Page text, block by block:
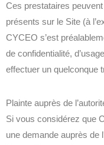
Ces prestataires
présents sur le Site (à
CYCEO s’est
de confidentialité,
effectuer un quelconque
Plainte auprès de
Si vous considérez que
une demande auprès de